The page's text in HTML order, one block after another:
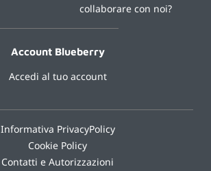
collaborare con noi?
Account Blueberry
Accedi al tuo account
Informativa PrivacyPolicy
Cookie Policy
Contatti e Autorizzazioni